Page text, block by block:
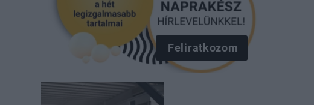
Feliratkozom